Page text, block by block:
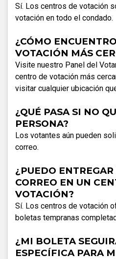
Sí. Los centros de votación
votación en todo el condado.
¿CÓMO
VOTACIÓN MÁS
Visite nuestro Panel del
centro de votación más
visitar cualquier ubicación
¿QUÉ PASA SI NO
PERSONA?
Los votantes aún pueden
correo.
¿PUEDO
CORREO EN UN
VOTACIÓN?
Sí. Los centros de votación
boletas tempranas
¿MI BOLETA
ESPECÍFICA PARA